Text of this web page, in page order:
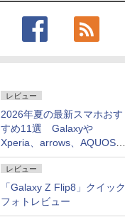
レビュー
2026年夏の最新スマホおす
すめ11選 Galaxyや
Xperia、arrows、AQUOSな
ど注目機種の特徴は
レビュー
「Galaxy Z Flip8」クイック
フォトレビュー